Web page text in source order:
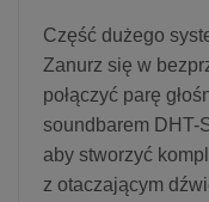
Część dużego
Zanurz się w
połączyć parę
soundbarem DHT-
aby stworzyć
z otaczającym